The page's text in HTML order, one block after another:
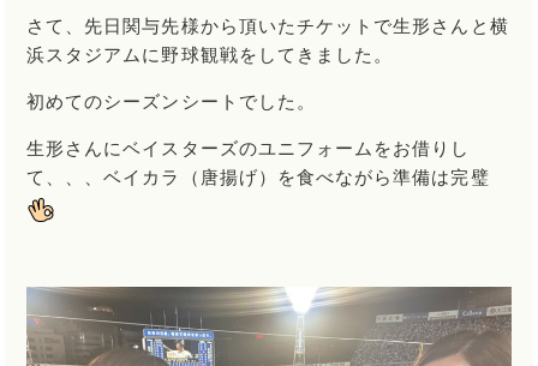
さて、先日関与先様から頂いたチケットで生形さんと横
浜スタジアムに野球観戦をしてきました。
初めてのシーズンシートでした。
生形さんにベイスターズのユニフォームをお借りし
て、、、ベイカラ（唐揚げ）を食べながら準備は完璧